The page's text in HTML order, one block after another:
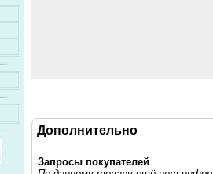
Дополнительно
Запросы покупателей